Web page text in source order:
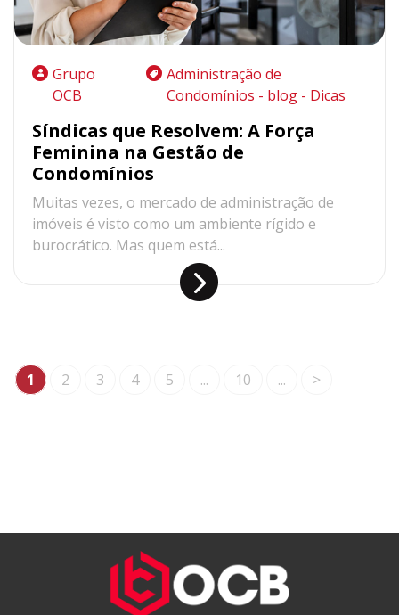
Grupo
OCB
Administração de
Condomínios - blog - Dicas
Síndicas que Resolvem: A Força
Feminina na Gestão de
Condomínios
Muitas vezes, o mercado de administração de
imóveis é visto como um ambiente rígido e
burocrático. Mas quem está...
1 2 3 4 5 ... 10 ... >